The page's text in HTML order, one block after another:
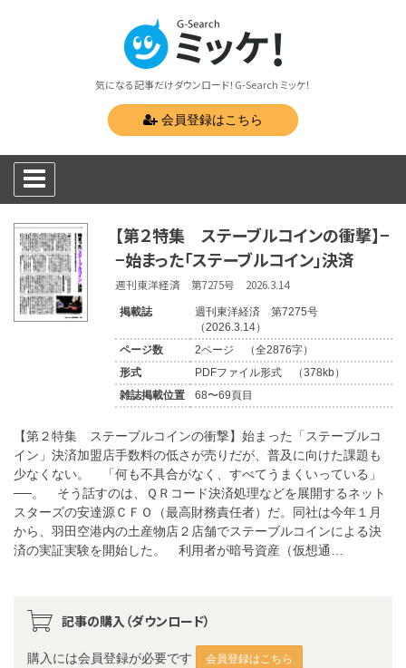
気になる記事だけダウンロード！G-Search ミッケ！
会員登録はこちら
【第２特集 ステーブルコインの衝撃】−
−始まった「ステーブルコイン」決済
週刊東洋経済 第7275号 2026.3.14
掲載誌
週刊東洋経済 第7275号
（2026.3.14）
ページ数
2ページ （全2876字）
形式
PDFファイル形式 （378kb）
雑誌掲載位置
68〜69頁目
【第２特集 ステーブルコインの衝撃】始まった「ステーブルコ
イン」決済加盟店手数料の低さが売りだが、普及に向けた課題も
少なくない。 「何も不具合がなく、すべてうまくいっている」
──。 そう話すのは、ＱＲコード決済処理などを展開するネット
スターズの安達源ＣＦＯ（最高財務責任者）だ。同社は今年１月
から、羽田空港内の土産物店２店舗でステーブルコインによる決
済の実証実験を開始した。 利用者が暗号資産（仮想通…
記事の購入（ダウンロード）
購入には会員登録が必要です 会員登録はこちら